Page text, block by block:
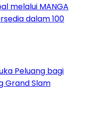
melalui MANGA
dalam 100
Peluang bagi
Grand Slam